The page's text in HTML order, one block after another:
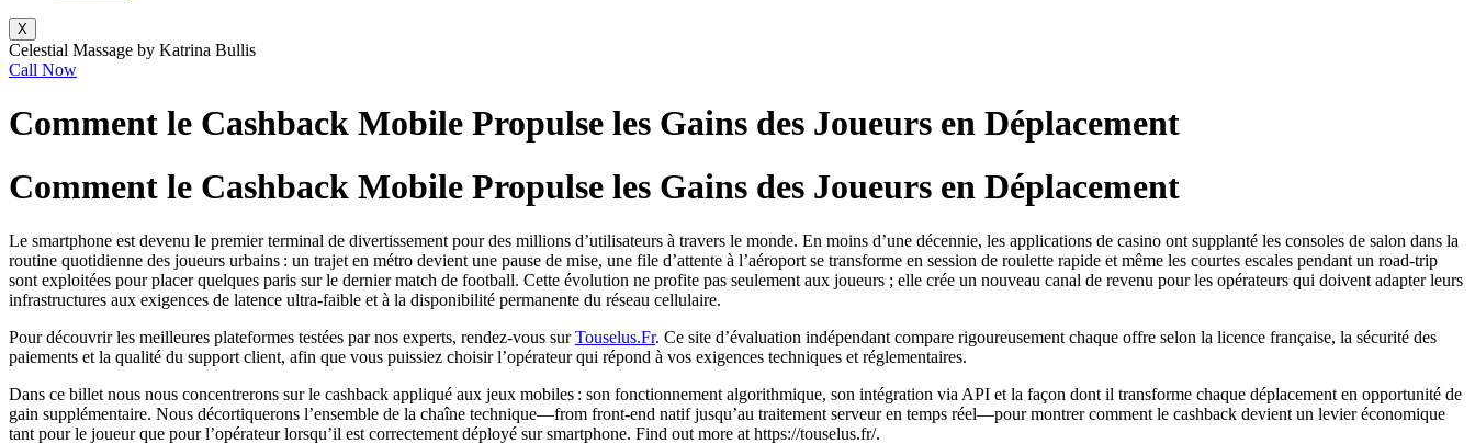
X
Celestial Massage by Katrina Bullis
Call Now
Comment le Cashback Mobile Propulse les Gains des Joueurs en Déplacement
Comment le Cashback Mobile Propulse les Gains des Joueurs en Déplacement
Le smartphone est devenu le premier terminal de divertissement pour des millions d’utilisateurs à travers le monde. En moins d’une décennie, les applications de casino ont supplanté les consoles de salon dans la
routine quotidienne des joueurs urbains : un trajet en métro devient une pause de mise, une file d’attente à l’aéroport se transforme en session de roulette rapide et même les courtes escales pendant un road‑trip
sont exploitées pour placer quelques paris sur le dernier match de football. Cette évolution ne profite pas seulement aux joueurs ; elle crée un nouveau canal de revenu pour les opérateurs qui doivent adapter leurs
infrastructures aux exigences de latence ultra‑faible et à la disponibilité permanente du réseau cellulaire.
Pour découvrir les meilleures plateformes testées par nos experts, rendez‑vous surTouselus.Fr. Ce site d’évaluation indépendant compare rigoureusement chaque offre selon la licence française, la sécurité des
paiements et la qualité du support client, afin que vous puissiez choisir l’opérateur qui répond à vos exigences techniques et réglementaires.
Dans ce billet nous nous concentrerons sur le cashback appliqué aux jeux mobiles : son fonctionnement algorithmique, son intégration via API et la façon dont il transforme chaque déplacement en opportunité de
gain supplémentaire. Nous décortiquerons l’ensemble de la chaîne technique—from front‑end natif jusqu’au traitement serveur en temps réel—pour montrer comment le cashback devient un levier économique
tant pour le joueur que pour l’opérateur lorsqu’il est correctement déployé sur smartphone. Find out more at https://touselus.fr/.